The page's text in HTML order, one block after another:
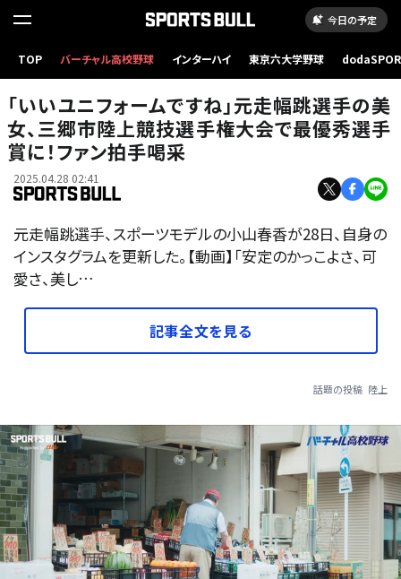
今日の予定
TOP バーチャル高校野球 インターハイ 東京六大学野球
「いいユニフォームですね」元走幅跳選手の美
女、三郷市陸上競技選手権大会で最優秀選手
賞に！ファン拍手喝采
2025.04.28 02:41
元走幅跳選手、スポーツモデルの小山春香が28日、自身の
インスタグラムを更新した。【動画】「安定のかっこよさ、可
愛さ、美し…
記事全文を見る
話題の投稿 陸上